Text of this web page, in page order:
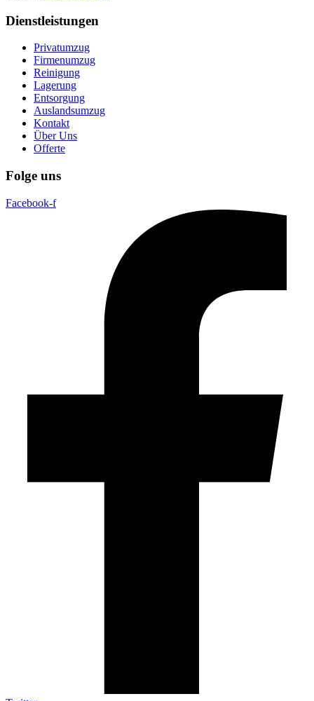
Dienstleistungen
Privatumzug
Firmenumzug
Reinigung
Lagerung
Entsorgung
Auslandsumzug
Kontakt
Über Uns
Offerte
Folge uns
Facebook-f